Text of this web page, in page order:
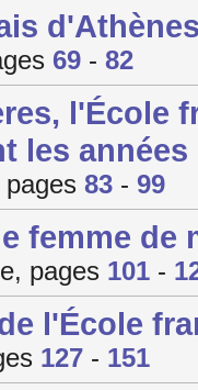
69 - 82
l'École
les années
83 - 99
femme de
pages 101 -
l'École
127 - 151